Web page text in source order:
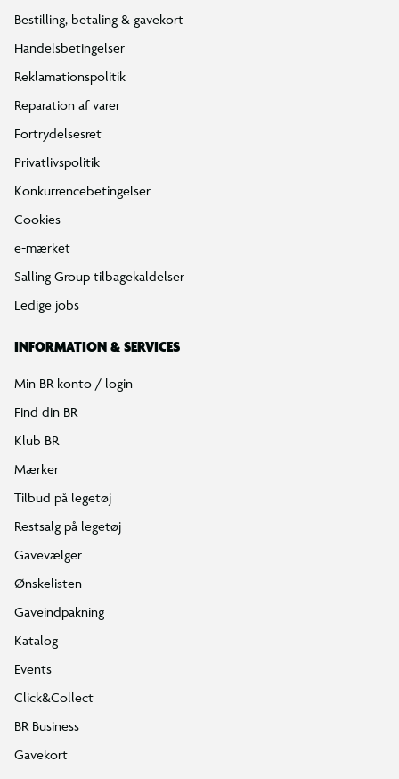
Bestilling, betaling & gavekort
Handelsbetingelser
Reklamationspolitik
Reparation af varer
Fortrydelsesret
Privatlivspolitik
Konkurrencebetingelser
Cookies
e-mærket
Salling Group tilbagekaldelser
Ledige jobs
INFORMATION & SERVICES
Min BR konto / login
Find din BR
Klub BR
Mærker
Tilbud på legetøj
Restsalg på legetøj
Gavevælger
Ønskelisten
Gaveindpakning
Katalog
Events
Click&Collect
BR Business
Gavekort